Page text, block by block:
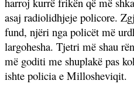
asaj radiolidhjeje policore.
fund, njëri nga policët më
largohesha. Tjetri më shau
më goditi me shuplakë pas
ishte policia e Millosheviqit.